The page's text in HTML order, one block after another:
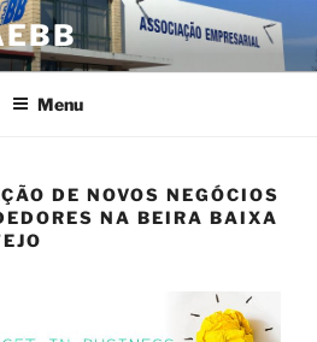
Menu
DE NOVOS NEGÓCIOS
NA BEIRA BAIXA